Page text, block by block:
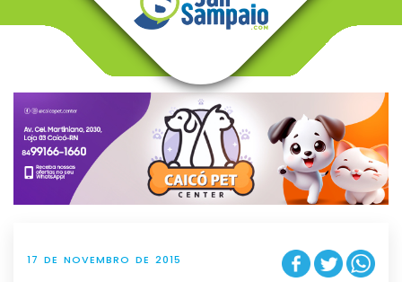
v
g
t
i
o
n
17 DE NOVEMBRO DE 2015